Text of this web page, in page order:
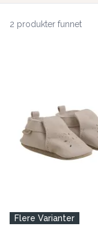
2 produkter funnet
Flere Varianter